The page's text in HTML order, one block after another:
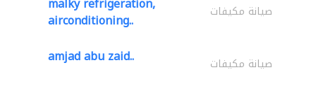
airconditioning.. صيانة مكيفات
amjad abu zaid.. صيانة مكيفات